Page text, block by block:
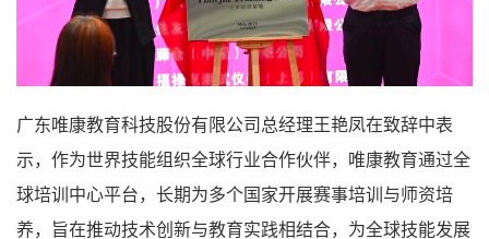
广东唯康教育科技股份有限公司总经理王艳凤在致辞中表
示，作为世界技能组织全球行业合作伙伴，唯康教育通过全
球培训中心平台，长期为多个国家开展赛事培训与师资培
养，旨在推动技术创新与教育实践相结合，为全球技能发展